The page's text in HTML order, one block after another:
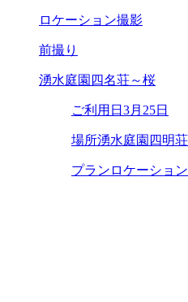
ロケーション撮影
前撮り
湧水庭園四名荘～桜
ご利用日 3月25日
場所湧水庭園四明荘
プラン ロケーショ